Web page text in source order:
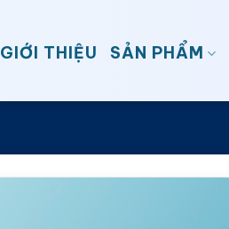
GIỚI THIỆU SẢN PHẨM